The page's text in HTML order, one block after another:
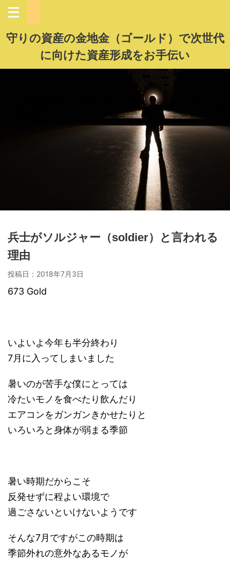
守りの資産の金地金（ゴールド）で次世代
に向けた資産形成をお手伝い
兵士がソルジャー（soldier）と言われる
理由
投稿日： 2018年7月3日
673 Gold
いよいよ今年も半分終わり
7月に入ってしまいました
暑いのが苦手な僕にとっては
冷たいモノを食べたり飲んだり
エアコンをガンガンきかせたりと
いろいろと身体が弱まる季節
暑い時期だからこそ
反発せずに程よい環境で
過ごさないといけないようです
そんな7月ですがこの時期は
季節外れの意外なあるモノが